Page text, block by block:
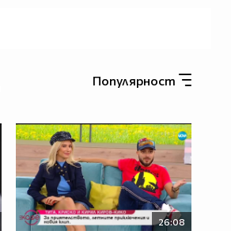
Популярност
26:08